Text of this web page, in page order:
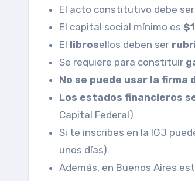
El acto constitutivo debe ser
El capital social mínimo es
El librosellos deben ser
Se requiere para constituir
No se puede usar la firma
Los estados financieros
Capital Federal)
Si te inscribes en la IGJ
unos días)
Además, en Buenos Aires